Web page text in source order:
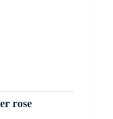
rose